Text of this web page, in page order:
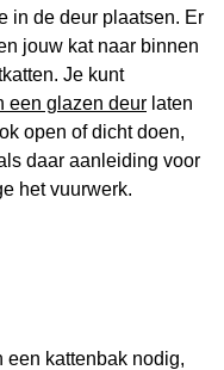
in de deur plaatsen. Er
jouw kat naar binnen
Je kunt
een glazen deur laten
open of dicht doen,
daar aanleiding voor
het vuurwerk.
een kattenbak nodig,